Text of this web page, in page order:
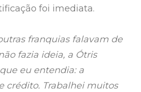
foi imediata.
franquias falavam de
fazia ideia, a Ótris
eu entendia: a
crédito. Trabalhei muitos